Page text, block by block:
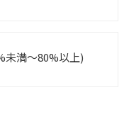
未満～80%以上)